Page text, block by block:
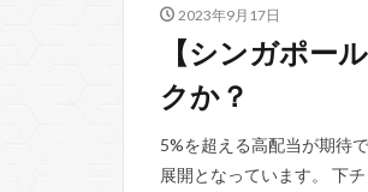
2023年9月17日
【シンガポー
クか？
5%を超える高配当が期待
展開となっています。 下